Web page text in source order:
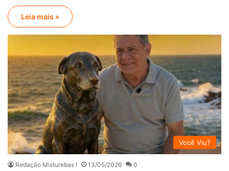
Leia mais »
Você Viu?
Redação Misturebas I 13/05/2026 0